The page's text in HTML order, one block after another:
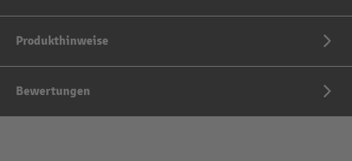
Produkthinweise
Bewertungen